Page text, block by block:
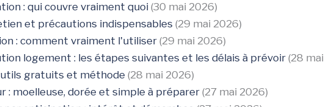
: qui couvre vraiment quoi (30 mai 2026)
et précautions indispensables (29 mai 2026)
: comment vraiment l'utiliser (29 mai 2026)
logement : les étapes suivantes et les délais à prévoir (28
gratuits et méthode (28 mai 2026)
moelleuse, dorée et simple à préparer (27 mai 2026)